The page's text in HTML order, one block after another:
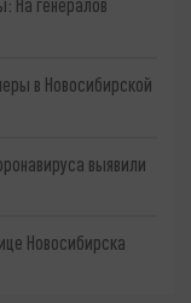
в Новосибирской
выявили
Новосибирска